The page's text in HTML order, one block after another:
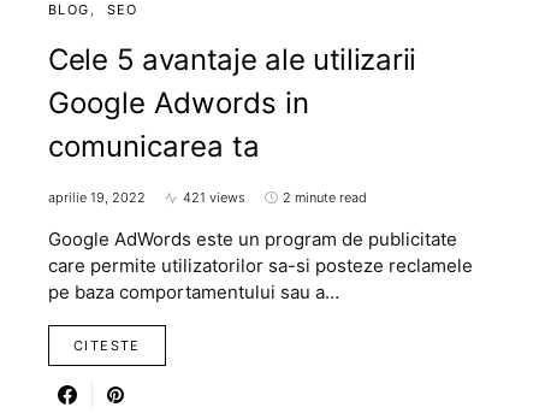
BLOG SEO
Cele 5 avantaje ale utilizarii
Google Adwords in
comunicarea ta
aprilie 19, 2022 421 views 2 minute read
Google AdWords este un program de publicitate
care permite utilizatorilor sa-si posteze reclamele
pe baza comportamentului sau a…
CITESTE